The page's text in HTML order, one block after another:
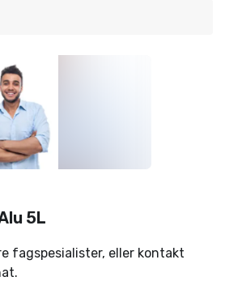
5L
fagspesialister, eller kontakt